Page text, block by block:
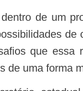
que
uma forma